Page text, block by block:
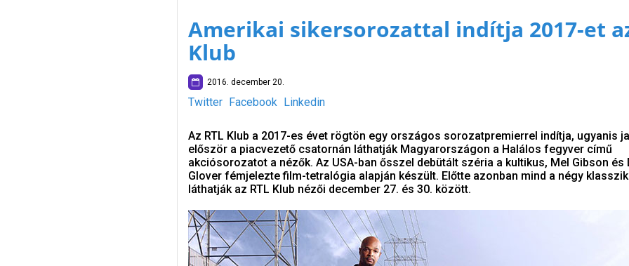
Amerikai sikersorozattal indítja 2017-et
Klub
2016. december 20.
Twitter Facebook Linkedin
Az RTL Klub a 2017-es évet rögtön egy országos sorozatpremierrel indítja, ugyanis
először a piacvezető csatornán láthatják Magyarországon a Halálos fegyver című
akciósorozatot a nézők. Az USA-ban ősszel debütált széria a kultikus, Mel Gibson és
Glover fémjelezte film-tetralógia alapján készült. Előtte azonban mind a négy
láthatják az RTL Klub nézői december 27. és 30. között.